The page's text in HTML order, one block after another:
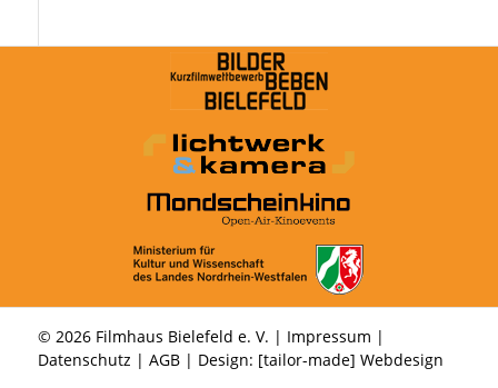
© 2026 Filmhaus Bielefeld e. V. | Impressum |
Datenschutz | AGB| Design: [tailor-made] Webdesign